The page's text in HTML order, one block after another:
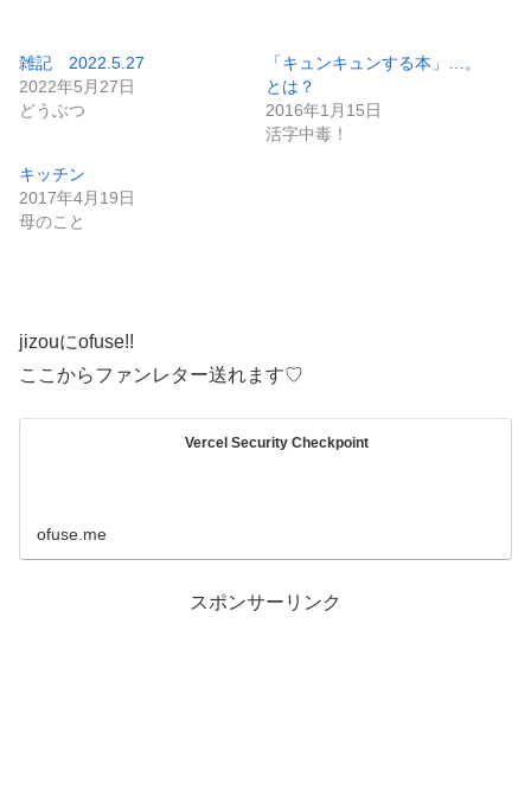
雑記 2022.5.27
2022年5月27日
どうぶつ
「キュンキュンする本」…。
とは？
2016年1月15日
活字中毒！
キッチン
2017年4月19日
母のこと
jizouにofuse!!
ここからファンレター送れます♡
Vercel Security Checkpoint
ofuse.me
スポンサーリンク